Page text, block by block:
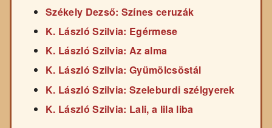
Székely Dezső: Színes ceruzák
K. László Szilvia: Egérmese
K. László Szilvia: Az alma
K. László Szilvia: Gyümölcsöstál
K. László Szilvia: Szeleburdi szélgyerek
K. László Szilvia: Lali, a lila liba